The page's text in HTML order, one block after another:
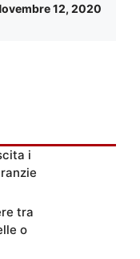
12, 2020
i
tra
o